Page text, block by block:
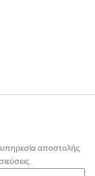
υπηρεσία αποστολής